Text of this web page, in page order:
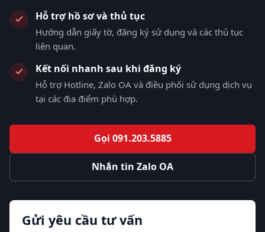
Hỗ trợ hồ sơ và thủ tục
Hướng dẫn giấy tờ, đăng ký sử dụng và các thủ tục
liên quan.
Kết nối nhanh sau khi đăng ký
Hỗ trợ Hotline, Zalo OA và điều phối sử dụng dịch vụ
tại các địa điểm phù hợp.
Gọi 091.203.5885
Nhắn tin Zalo OA
Gửi yêu cầu tư vấn